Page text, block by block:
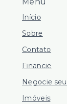
Início
Sobre
Contato
Financie
Negocie
Imóveis